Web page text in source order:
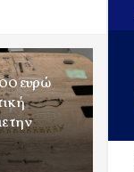
ευρώ
την